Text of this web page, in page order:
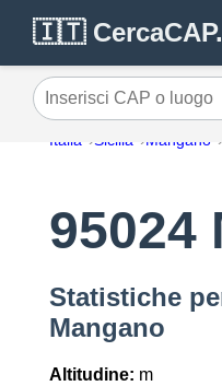
🇮🇹
Inserisci CAP o luogo
Italia Sicilia Mangano
95024
Statistiche
Mangano
Altitudine: m